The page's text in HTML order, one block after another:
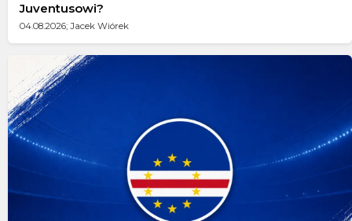
Juventusowi?
04.08.2026; Jacek Wiórek